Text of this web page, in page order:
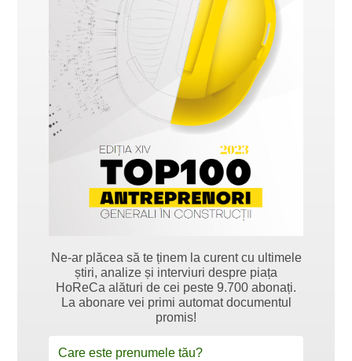
Ne-ar plăcea să te ținem la curent cu ultimele
știri, analize și interviuri despre piața
HoReCa alături de cei peste 9.700 abonați.
La abonare vei primi automat documentul
promis!